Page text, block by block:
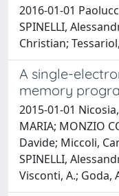
2016-01-01
SPINELLI,
Christian;
A single-
memory
2015-01-01
MARIA; MONZIO
Davide; Miccoli,
SPINELLI,
Visconti, A.; Goda,